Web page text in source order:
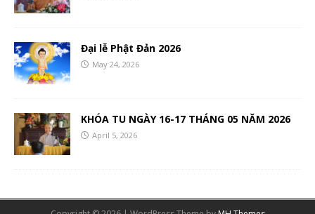
Đại lễ Phật Đản 2026
May 24, 2026
KHÓA TU NGÀY 16-17 THÁNG 05 NĂM 2026
April 5, 2026